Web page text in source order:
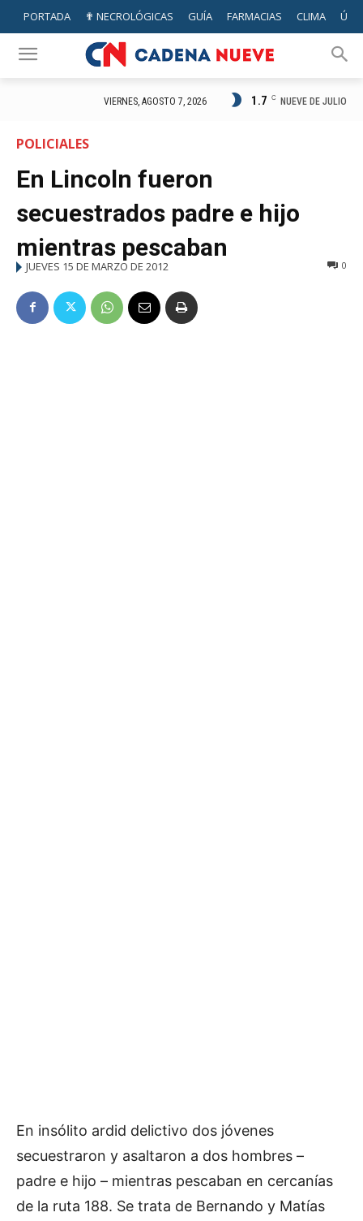
PORTADA ✟ NECROLÓGICAS GUÍA FARMACIAS CLIMA
VIERNES, AGOSTO 7, 2026 1.7 C NUEVE DE JULIO
POLICIALES
En Lincoln fueron
secuestrados padre e hijo
mientras pescaban
JUEVES 15 DE MARZO DE 2012 0
En insólito ardid delictivo dos jóvenes
secuestraron y asaltaron a dos hombres –
padre e hijo – mientras pescaban en cercanías
de la ruta 188. Se trata de Bernando y Matías